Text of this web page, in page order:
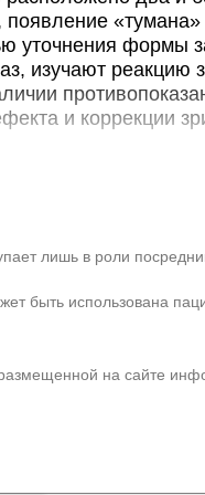
д. 75
Ещё 10 клиник
100% из выбранных
уточнения формы
изучают реакцию
и коррекции
отсутствуют. В
радужки
с данной
и женского пола.
лишь в роли
быть использована
на сайте